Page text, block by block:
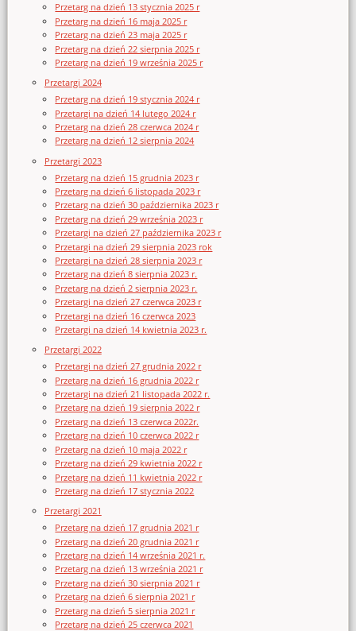
Przetarg na dzień 13 stycznia 2025 r
Przetarg na dzień 16 maja 2025 r
Przetarg na dzień 23 maja 2025 r
Przetarg na dzień 22 sierpnia 2025 r
Przetarg na dzień 19 września 2025 r
Przetargi 2024
Przetarg na dzień 19 stycznia 2024 r
Przetargi na dzień 14 lutego 2024 r
Przetarg na dzień 28 czerwca 2024 r
Przetarg na dzień 12 sierpnia 2024
Przetargi 2023
Przetarg na dzień 15 grudnia 2023 r
Przetarg na dzień 6 listopada 2023 r
Przetarg na dzień 30 października 2023 r
Przetarg na dzień 29 września 2023 r
Przetargi na dzień 27 października 2023 r
Przetargi na dzień 29 sierpnia 2023 rok
Przetargi na dzień 28 sierpnia 2023 r
Przetarg na dzień 8 sierpnia 2023 r.
Przetarg na dzień 2 sierpnia 2023 r.
Przetargi na dzień 27 czerwca 2023 r
Przetargi na dzień 16 czerwca 2023
Przetargi na dzień 14 kwietnia 2023 r.
Przetargi 2022
Przetargi na dzień 27 grudnia 2022 r
Przetarg na dzień 16 grudnia 2022 r
Przetargi na dzień 21 listopada 2022 r.
Przetarg na dzień 19 sierpnia 2022 r
Przetarg na dzień 13 czerwca 2022r.
Przetarg na dzień 10 czerwca 2022 r
Przetarg na dzień 10 maja 2022 r
Przetarg na dzień 29 kwietnia 2022 r
Przetarg na dzień 11 kwietnia 2022 r
Przetarg na dzień 17 stycznia 2022
Przetargi 2021
Przetarg na dzień 17 grudnia 2021 r
Przetarg na dzień 20 grudnia 2021 r
Przetarg na dzień 14 września 2021 r.
Przetarg na dzień 13 września 2021 r
Przetarg na dzień 30 sierpnia 2021 r
Przetarg na dzień 6 sierpnia 2021 r
Przetarg na dzień 5 sierpnia 2021 r
Przetarg na dzień 25 czerwca 2021